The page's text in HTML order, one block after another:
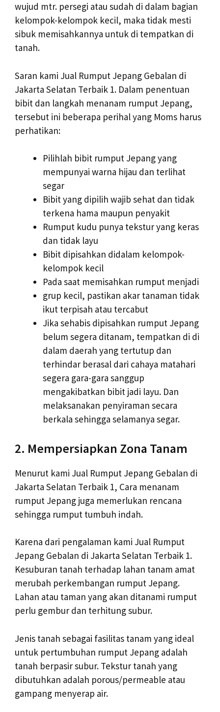
wujud mtr. persegi atau sudah di dalam bagian
kelompok-kelompok kecil, maka tidak mesti
sibuk memisahkannya untuk di tempatkan di
tanah.
Saran kami Jual Rumput Jepang Gebalan di
Jakarta Selatan Terbaik 1. Dalam penentuan
bibit dan langkah menanam rumput Jepang,
tersebut ini beberapa perihal yang Moms harus
perhatikan:
Pilihlah bibit rumput Jepang yang
mempunyai warna hijau dan terlihat
segar
Bibit yang dipilih wajib sehat dan tidak
terkena hama maupun penyakit
Rumput kudu punya tekstur yang keras
dan tidak layu
Bibit dipisahkan didalam kelompok-
kelompok kecil
Pada saat memisahkan rumput menjadi
grup kecil, pastikan akar tanaman tidak
ikut terpisah atau tercabut
Jika sehabis dipisahkan rumput Jepang
belum segera ditanam, tempatkan di di
dalam daerah yang tertutup dan
terhindar berasal dari cahaya matahari
segera gara-gara sanggup
mengakibatkan bibit jadi layu. Dan
melaksanakan penyiraman secara
berkala sehingga selamanya segar.
2. Mempersiapkan Zona Tanam
Menurut kami Jual Rumput Jepang Gebalan di
Jakarta Selatan Terbaik 1, Cara menanam
rumput Jepang juga memerlukan rencana
sehingga rumput tumbuh indah.
Karena dari pengalaman kami Jual Rumput
Jepang Gebalan di Jakarta Selatan Terbaik 1.
Kesuburan tanah terhadap lahan tanam amat
merubah perkembangan rumput Jepang.
Lahan atau taman yang akan ditanami rumput
perlu gembur dan terhitung subur.
Jenis tanah sebagai fasilitas tanam yang ideal
untuk pertumbuhan rumput Jepang adalah
tanah berpasir subur. Tekstur tanah yang
dibutuhkan adalah porous/permeable atau
gampang menyerap air.